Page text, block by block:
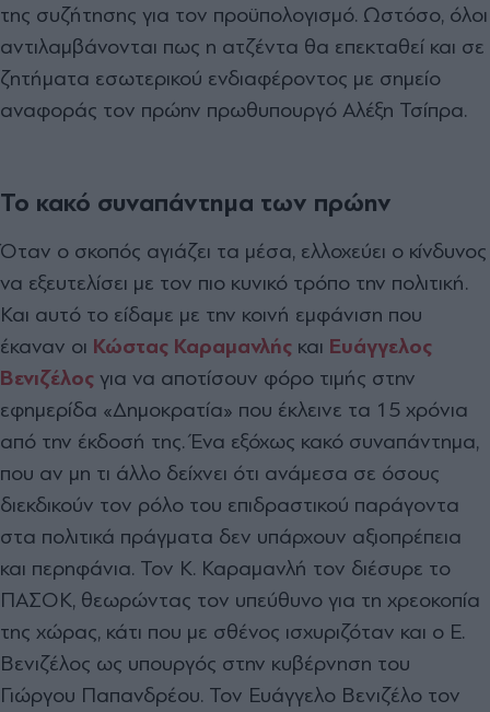
της συζήτησης για τον προϋπολογισµό. Ωστόσο, όλοι
αντιλαµβάνονται πως η ατζέντα θα επεκταθεί και σε
ζητήµατα εσωτερικού ενδιαφέροντος µε σηµείο
αναφοράς τον πρώην πρωθυπουργό Αλέξη Τσίπρα.
Το κακό συναπάντημα των πρώην
Όταν ο σκοπός αγιάζει τα μέσα, ελλοχεύει ο κίνδυνος
να εξευτελίσει με τον πιο κυνικό τρόπο την πολιτική.
Και αυτό το είδαμε με την κοινή εμφάνιση που
έκαναν οι Κώστας Καραμανλής και Ευάγγελος
Βενιζέλος για να αποτίσουν φόρο τιμής στην
εφημερίδα «Δημοκρατία» που έκλεινε τα 15 χρόνια
από την έκδοσή της. Ένα εξόχως κακό συναπάντημα,
που αν μη τι άλλο δείχνει ότι ανάμεσα σε όσους
διεκδικούν τον ρόλο του επιδραστικού παράγοντα
στα πολιτικά πράγματα δεν υπάρχουν αξιοπρέπεια
και περηφάνια. Τον Κ. Καραμανλή τον διέσυρε το
ΠΑΣΟΚ, θεωρώντας τον υπεύθυνο για τη χρεοκοπία
της χώρας, κάτι που με σθένος ισχυριζόταν και ο Ε.
Βενιζέλος ως υπουργός στην κυβέρνηση του
Γιώργου Παπανδρέου. Τον Ευάγγελο Βενιζέλο τον